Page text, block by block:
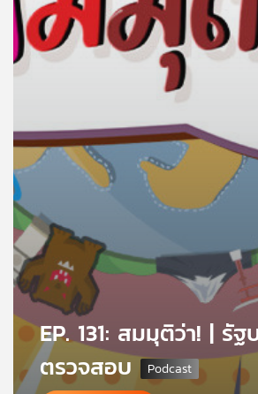
ข่าว
และ
เกี่ยว
กับ
เรา
เครือ
ข่าย
วิทยุ
ไทย
พี
เอส
EP. 131: สมมุติว่า! | รัฐ
ตรวจสอบ